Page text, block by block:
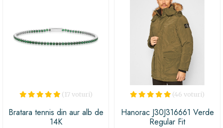
(17 voturi)
Bratara tennis din aur alb de
14K
(46 voturi)
Hanorac J30J316661 Verde
Regular Fit